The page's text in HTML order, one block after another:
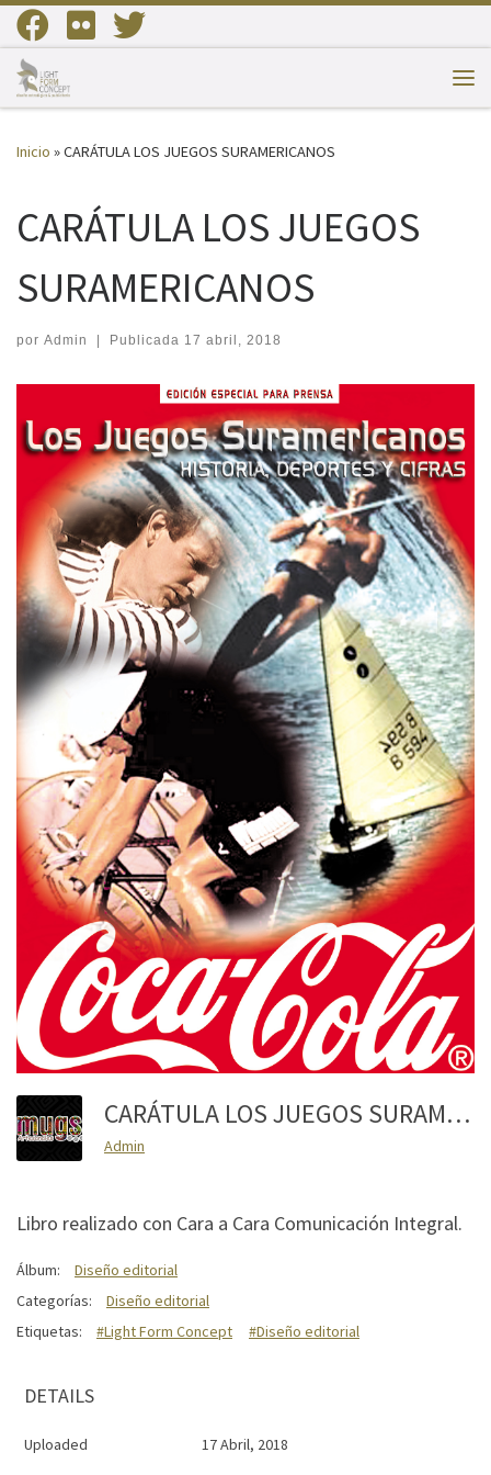
Saltar al contenido
Inicio »CARÁTULA LOS JUEGOS SURAMERICANOS
CARÁTULA LOS JUEGOS
SURAMERICANOS
por Admin | Publicada 17 abril, 2018
CARÁTULA LOS JUEGOS SURAMERICANOS
Admin
Libro realizado con Cara a Cara Comunicación Integral.
Álbum:
Diseño editorial
Categorías:
Diseño editorial
Etiquetas:
#Light Form Concept #Diseño editorial
DETAILS
Uploaded 17 Abril, 2018